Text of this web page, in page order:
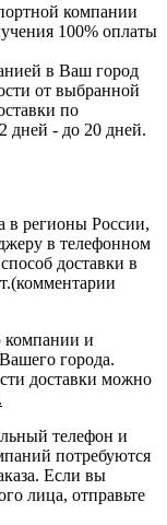
компании
100% оплаты
в Ваш город
от выбранной
по
дней - до 20 дней.
в регионы России,
в телефонном
доставки в
компании и
города.
доставки можно
телефон и
потребуются
Если вы
лица, отправьте